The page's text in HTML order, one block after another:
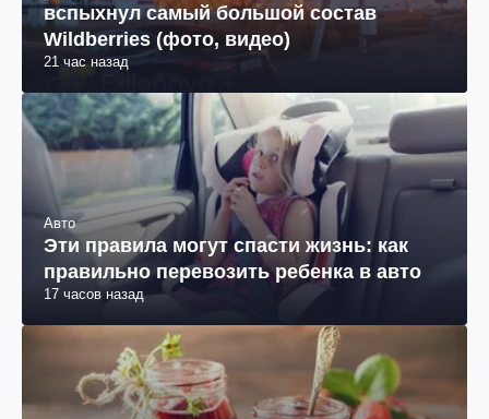
вспыхнул самый большой состав
Wildberries (фото, видео)
21 час назад
Авто
Эти правила могут спасти жизнь: как
правильно перевозить ребенка в авто
17 часов назад